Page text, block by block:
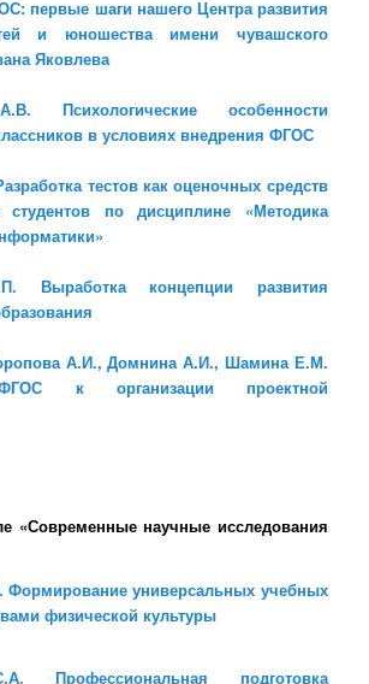
первые шаги нашего Центра развития
и юношества имени чувашского
Яковлева
Психологические особенности
в условиях внедрения ФГОС
тестов как оценочных средств
студентов по дисциплине «Методика
Выработка концепции развития
А.И., Домнина А.И., Шамина Е.М.
к организации проектной
«Современные научные исследования
Формирование универсальных учебных
физической культуры
Профессиональная подготовка